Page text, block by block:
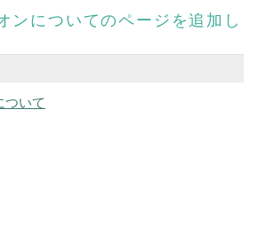
ンについてのページを追加し
ついて